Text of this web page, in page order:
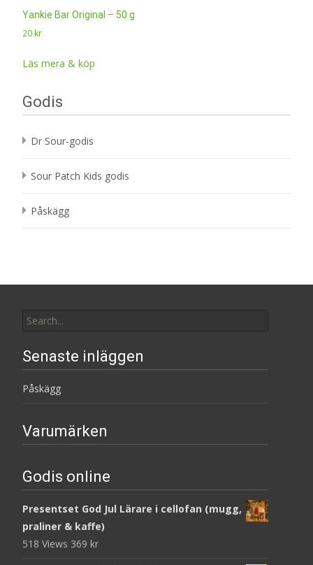
Yankie Bar Original – 50 g
20 kr
Läs mera & köp
Godis
Dr Sour-godis
Sour Patch Kids godis
Påskägg
for:
Senaste inläggen
Påskägg
Varumärken
Godis online
Presentset God Jul Lärare i cellofan (mugg,
praliner & kaffe)
518 Views 369 kr